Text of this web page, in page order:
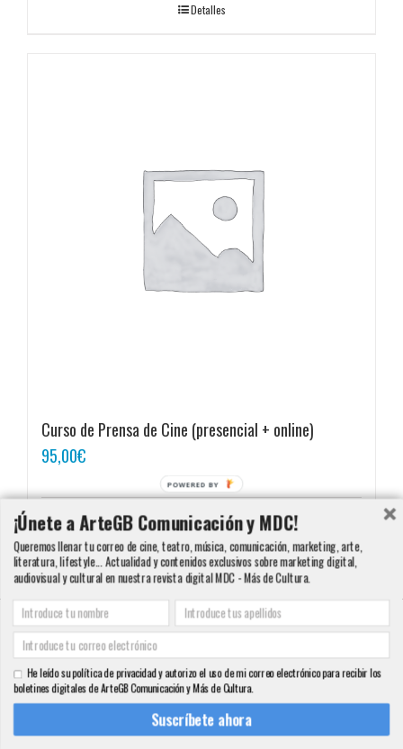
Detalles
Curso de Prensa de Cine (presencial + online)
95,00€
Añadir al carrito
Copyright 2000 - 2016 ArteGB | Todos los derechos reservados |Aviso legal -
Condiciones de Venta y Privacidad - Política de Cookies
info@artegb.com - 915 221 343.
Twitter YouTubePinterestInstagram
¡Únete a ArteGB Comunicación y MDC!
Queremos llenar tu correo de cine, teatro, música, comunicación, marketing, arte,
literatura, lifestyle... Actualidad y contenidos exclusivos sobre marketing digital,
audiovisual y cultural en nuestra revista digital MDC - Más de Cultura.
Suscríbete ahora
He leído su política de privacidad y autorizo el uso de mi correo electrónico para recibir los
boletines digitales de ArteGB Comunicación y Más de Cultura.
POWERED BY